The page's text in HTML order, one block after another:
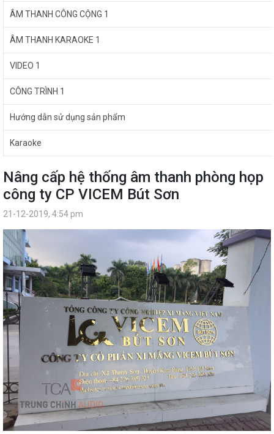
ÂM THANH CÔNG CỘNG 1
ÂM THANH KARAOKE 1
VIDEO 1
CÔNG TRÌNH 1
Hướng dẫn sử dụng sản phẩm
Karaoke
Nâng cấp hệ thống âm thanh phòng họp
công ty CP VICEM Bút Sơn
21-12-2019, 4:54 pm